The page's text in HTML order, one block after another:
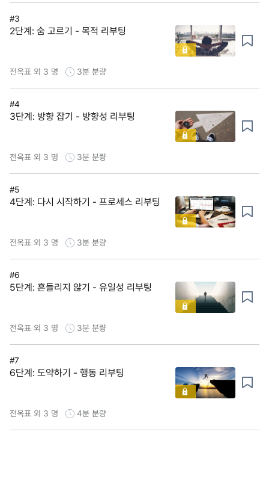
#3
2단계: 숨 고르기 - 목적 리부팅
전옥표 외 3 명 3분 분량
#4
3단계: 방향 잡기 - 방향성 리부팅
전옥표 외 3 명 3분 분량
#5
4단계: 다시 시작하기 - 프로세스 리부팅
전옥표 외 3 명 3분 분량
#6
5단계: 흔들리지 않기 - 유일성 리부팅
전옥표 외 3 명 3분 분량
#7
6단계: 도약하기 - 행동 리부팅
전옥표 외 3 명 4분 분량